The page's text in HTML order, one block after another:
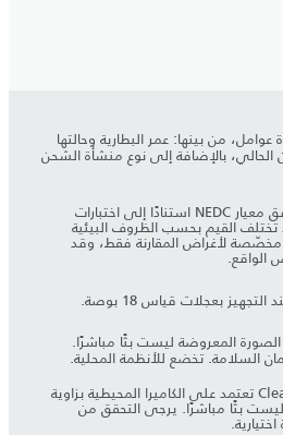
من بينها: عمر البطارية وحالتها
بالإضافة إلى نوع منشأة الشحن
الأرقام المذكورة محسوبة وفق معيار NEDC استنادًا إلى اختبارات
القيم بحسب الظروف البيئية
مخصّصة لأغراض المقارنة فقط، وقد
الواقع.
الصورة المعروضة ليست بثًا مباشرًا.
السلامة. تخضع للأنظمة المحلية.
ميزة ClearSight GroundView تعتمد على الكاميرا المحيطية بزاوية
ليست بثًا مباشرًا. يرجى التحقق من